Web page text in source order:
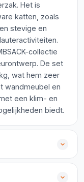
Het is
katten, zoals
stevige en
collectie
De set
wat hem zeer
wandmeubel en
een klim- en
biedt.